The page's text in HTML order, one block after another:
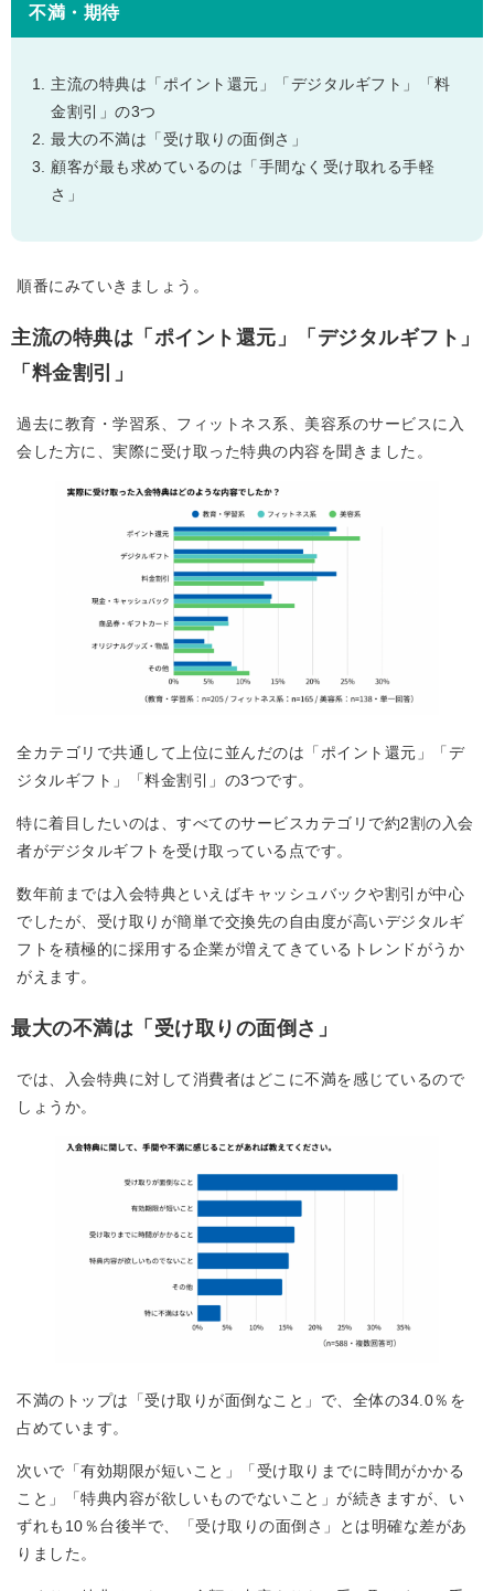
不満・期待
主流の特典は「ポイント還元」「デジタルギフト」「料
金割引」の3つ
最大の不満は「受け取りの面倒さ」
顧客が最も求めているのは「手間なく受け取れる手軽
さ」
順番にみていきましょう。
主流の特典は「ポイント還元」「デジタルギフト」
「料金割引」
過去に教育・学習系、フィットネス系、美容系のサービスに入
会した方に、実際に受け取った特典の内容を聞きました。
全カテゴリで共通して上位に並んだのは「ポイント還元」「デ
ジタルギフト」「料金割引」の3つです。
特に着目したいのは、すべてのサービスカテゴリで約2割の入会
者がデジタルギフトを受け取っている点です。
数年前までは入会特典といえばキャッシュバックや割引が中心
でしたが、受け取りが簡単で交換先の自由度が高いデジタルギ
フトを積極的に採用する企業が増えてきているトレンドがうか
がえます。
最大の不満は「受け取りの面倒さ」
では、入会特典に対して消費者はどこに不満を感じているので
しょうか。
不満のトップは「受け取りが面倒なこと」で、全体の34.0％を
占めています。
次いで「有効期限が短いこと」「受け取りまでに時間がかかる
こと」「特典内容が欲しいものでないこと」が続きますが、い
ずれも10％台後半で、「受け取りの面倒さ」とは明確な差があ
りました。